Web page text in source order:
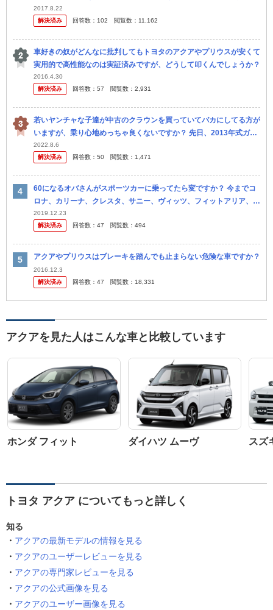
ストレートで運転免許が取れました！ お茶っ葉の収穫のバイト で半
年ばか...
2017.8.22
解決済み
回答数： 102 閲覧数： 11,162
車好きの奴がどんなに批判してもトヨタのアクアやプリウスが安くて
実用的で高性能なのは実証済みですが、どうして叩くんでしょうか？
2016.4.30
解決済み
回答数： 57 閲覧数： 2,931
若いヤンチャな子達が中古のクラウンを買っていてバカにしてる方が
いますが、乗り心地めっちゃ良くないですか？ 先日、2013年式ガソ
リンのクラウンアスリートを運転させて貰ったのですが、9年前の車
なの...
2022.8.6
解決済み
回答数： 50 閲覧数： 1,471
60になるオバさんがスポーツカーに乗ってたら変ですか？ 今までコ
ロナ、カリーナ、クレスタ、サニー、ヴィッツ、フィットアリア、シ
エンタと乗ってきました。 しかしここ最近無性にスポーツカーが乗
りた...
2019.12.23
解決済み
回答数： 47 閲覧数： 494
アクアやプリウスはブレーキを踏んでも止まらない危険な車ですか？
2016.12.3
解決済み
回答数： 47 閲覧数： 18,331
アクアを見た人はこんな車と比較しています
ホンダ フィット ダイハツ ムーヴ スズ
トヨタ アクア についてもっと詳しく
知る
アクアの最新モデルの情報を見る
アクアのユーザーレビューを見る
アクアの専門家レビューを見る
アクアの公式画像を見る
アクアのユーザー画像を見る